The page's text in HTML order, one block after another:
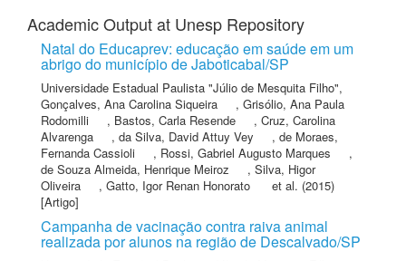
Academic Output at Unesp Repository
Natal do Educaprev: educação em saúde em um
abrigo do município de Jaboticabal/SP
Universidade Estadual Paulista "Júlio de Mesquita Filho",
Gonçalves, Ana Carolina Siqueira
, Grisólio, Ana Paula
Rodomilli
, Bastos, Carla Resende , Cruz, Carolina
Alvarenga
, da Silva, David Attuy Vey , de Moraes,
Fernanda Cassioli
, Rossi, Gabriel Augusto Marques
,
de Souza Almeida, Henrique Meiroz
, Silva, Higor
Oliveira
, Gatto, Igor Renan Honorato et al. (2015)
[Artigo]
Campanha de vacinação contra raiva animal
realizada por alunos na região de Descalvado/SP